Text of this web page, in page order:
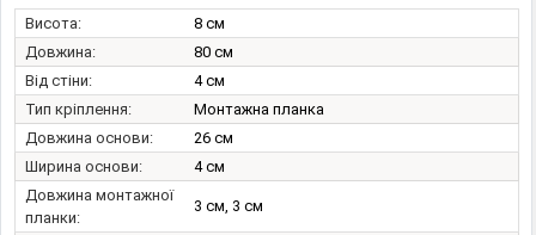
Висота:
8 см
Довжина:
80 см
Від стіни:
4 см
Тип кріплення:
Монтажна планка
Довжина основи:
26 см
Ширина основи:
4 см
Довжина монтажної
планки:
3 см, 3 см